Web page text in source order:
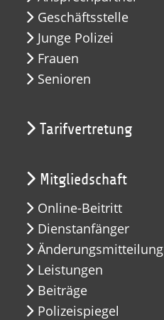
Geschäftsstelle
Junge Polizei
Frauen
Senioren
Tarifvertretung
Mitgliedschaft
Online-Beitritt
Dienstanfänger
Änderungsmitteilung
Leistungen
Beiträge
Polizeispiegel